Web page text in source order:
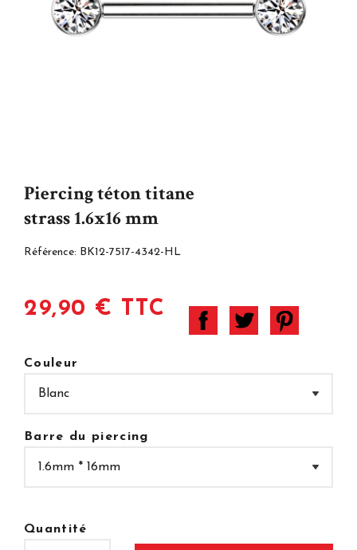
Piercing téton titane
strass 1.6x16 mm
Référence: BK12-7517-4342-HL
29,90 € TTC
Couleur
Barre du piercing
Quantité